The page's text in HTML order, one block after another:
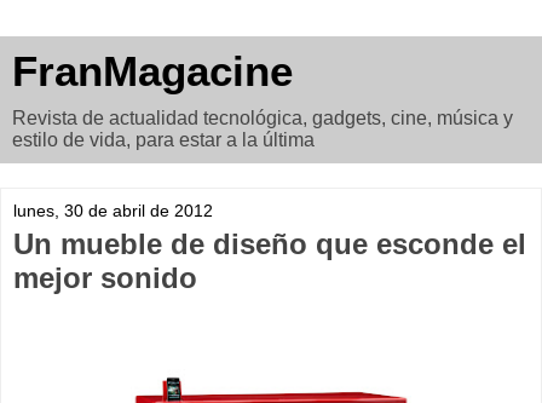
FranMagacine
Revista de actualidad tecnológica, gadgets, cine, música y
estilo de vida, para estar a la última
lunes, 30 de abril de 2012
Un mueble de diseño que esconde el
mejor sonido